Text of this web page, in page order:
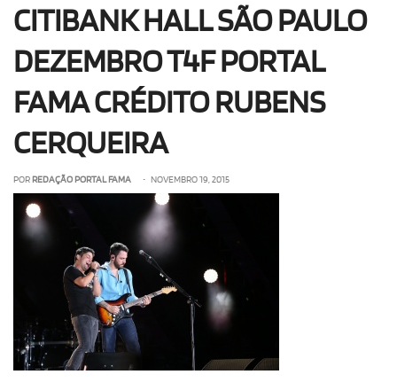
CITIBANK HALL SÃO PAULO
DEZEMBRO T4F PORTAL
FAMA CRÉDITO RUBENS
CERQUEIRA
POR REDAÇÃO PORTAL FAMA • NOVEMBRO 19, 2015